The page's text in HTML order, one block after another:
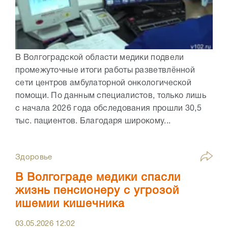
В Волгоградской области медики подвели
промежуточные итоги работы разветвлённой
сети центров амбулаторной онкологической
помощи. По данным специалистов, только лишь
с начала 2026 года обследования прошли 30,5
тыс. пациентов. Благодаря широкому...
Здоровье
В Волгограде медики спасли
жизнь пенсионеру с угрозой
ишемии кишечника
03.05.2026 12:02